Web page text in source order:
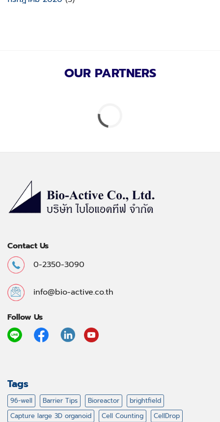
OUR PARTNERS
Contact Us
0-2350-3090
info@bio-active.co.th
Follow Us
Tags
96-well Barrier Tips Bioreactor
brightfield
Capture large 3D organoid
Cell Counting
CellDrop